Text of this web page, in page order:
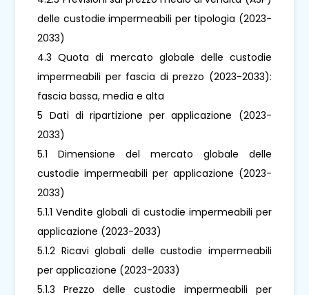
delle custodie impermeabili per tipologia (2023-
2033)
4.3 Quota di mercato globale delle custodie
impermeabili per fascia di prezzo (2023-2033):
fascia bassa, media e alta
5 Dati di ripartizione per applicazione (2023-
2033)
5.1 Dimensione del mercato globale delle
custodie impermeabili per applicazione (2023-
2033)
5.1.1 Vendite globali di custodie impermeabili per
applicazione (2023-2033)
5.1.2 Ricavi globali delle custodie impermeabili
per applicazione (2023-2033)
5.1.3 Prezzo delle custodie impermeabili per